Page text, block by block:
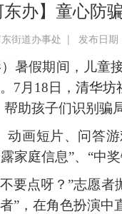
东办】童心防
东街道办事处 | 发布日
暑假期间，儿童
7月18日， 清华坊
助孩子们识别骗
画短片、问答
家庭信息”、“中
要点呀？”志愿
”，在角色扮演